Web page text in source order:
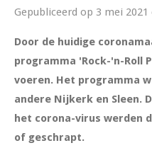
Gepubliceerd op 3 mei 2021
Door de huidige
programma 'Rock-'n-Roll
voeren. Het programma
andere Nijkerk en Sleen.
het corona-virus werden
of geschrapt.